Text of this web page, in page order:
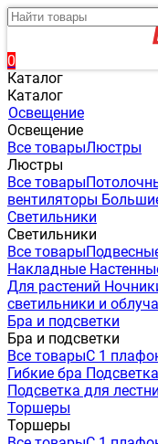
0
Каталог
Каталог
Освещение
Освещение
Все товарыЛюстры
Люстры
Все товары
вентиляторы
Светильники
Светильники
Все товары
Накладные
Для растений
светильники и
Бра и подсветки
Бра и подсветки
Все товарыС 1
Гибкие бра
Подсветка для
Торшеры
Торшеры